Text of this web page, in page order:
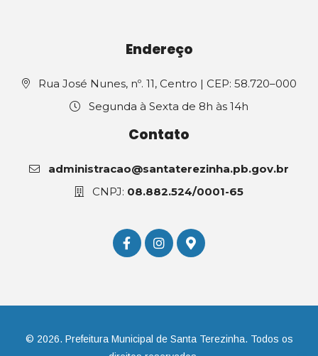
Endereço
Rua José Nunes, nº. 11, Centro | CEP: 58.720–000
Segunda à Sexta de 8h às 14h
Contato
administracao@santaterezinha.pb.gov.br
CNPJ: 08.882.524/0001-65
© 2026. Prefeitura Municipal de Santa Terezinha. Todos os